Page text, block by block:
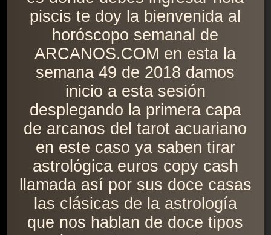
piscis te doy la bienvenida al
horóscopo semanal de
ARCANOS.COM en esta la
semana 49 de 2018 damos
inicio a esta sesión
desplegando la primera capa
de arcanos del tarot acuariano
en este caso ya saben tirar
astrológica euros copy cash
llamada así por sus doce casas
las clásicas de la astrología
que nos hablan de doce tipos